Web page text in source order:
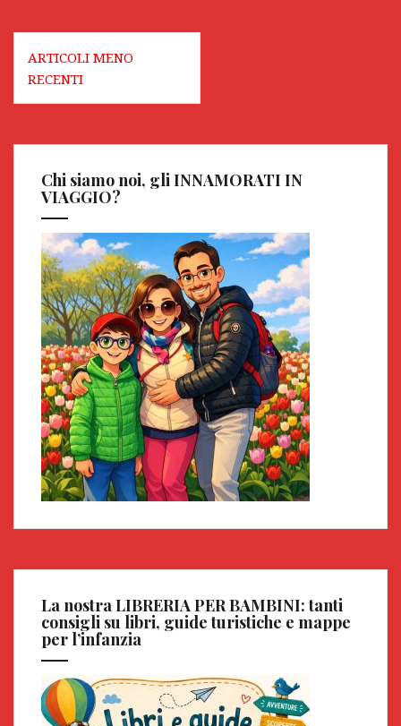
Navigazione
articoli
ARTICOLI MENO
RECENTI
Chi siamo noi, gli INNAMORATI IN
VIAGGIO?
La nostra LIBRERIA PER BAMBINI: tanti
consigli su libri, guide turistiche e mappe
per l’infanzia